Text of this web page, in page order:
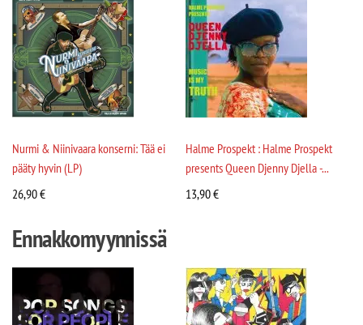
Nurmi & Niinivaara konserni: Tää ei
pääty hyvin (LP)
26,90€
Halme Prospekt : Halme Prospekt
presents Queen Djenny Djella -...
13,90€
Ennakkomyynnissä